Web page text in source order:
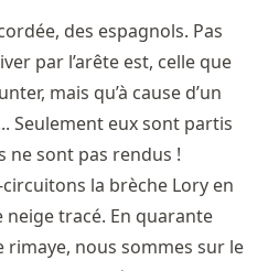
des espagnols. Pas
par l’arête est, celle que
mais qu’à cause d’un
Seulement eux sont partis
ne sont pas rendus !
la brèche Lory en
tracé. En quarante
nous sommes sur le